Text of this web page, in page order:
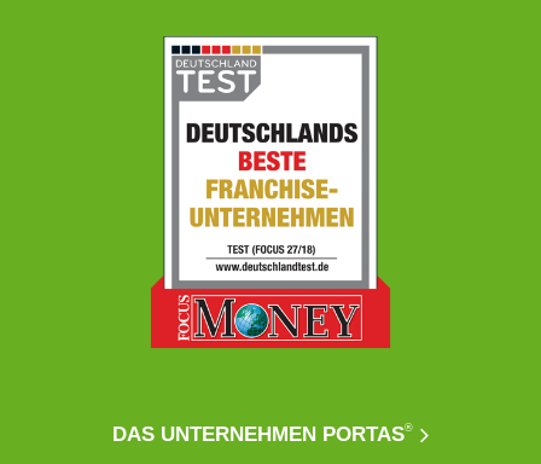
DAS UNTERNEHMEN PORTAS®